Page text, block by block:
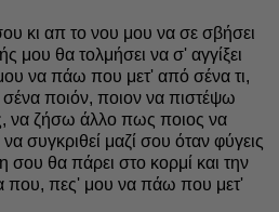
κι απ το νου μου να σε σβήσει
μου θα τολμήσει να σ' αγγίξει
να πάω που μετ' από σένα τι,
ποιόν, ποιον να πιστέψω
να ζήσω άλλο πως ποιος να
συγκριθεί μαζί σου όταν φύγεις
σου θα πάρει στο κορμί και την
που, πες' μου να πάω που μετ'